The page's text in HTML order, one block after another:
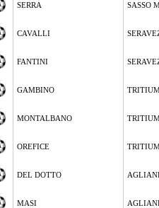
SERRA SASSO
CAVALLI
FANTINI
GAMBINO
MONTALBANO
OREFICE
DEL DOTTO
MASI